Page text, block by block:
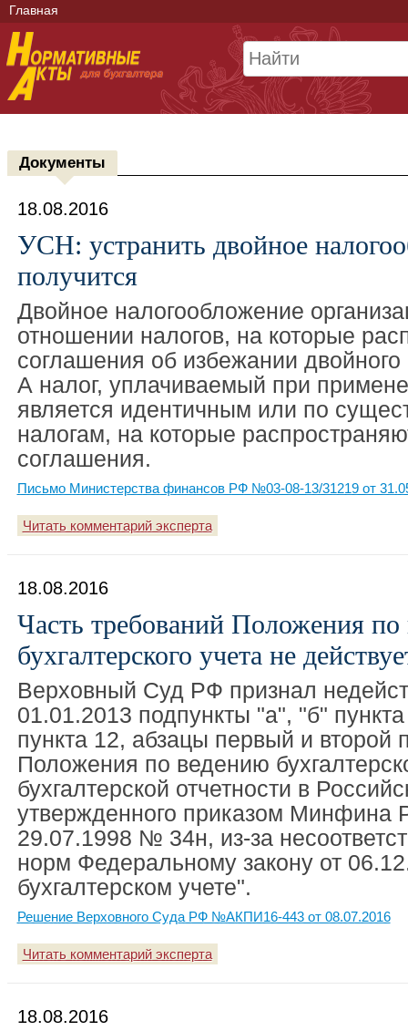
Главная
Документы
18.08.2016
УСН: устранить двойное
получится
Двойное налогообложение
отношении налогов, на которые
соглашения об избежании
А налог, уплачиваемый при
является идентичным или по
налогам, на которые
соглашения.
Письмо Министерства финансов РФ №03-08-13/31219 от
Читать комментарий эксперта
18.08.2016
Часть требований Положения
бухгалтерского учета не
Верховный Суд РФ признал
01.01.2013 подпункты "а", "б"
пункта 12, абзацы первый и второй
Положения по ведению
бухгалтерской отчетности в
утвержденного приказом Минфина
29.07.1998 № 34н, из-за
норм Федеральному закону от
бухгалтерском учете".
Решение Верховного Суда РФ №АКПИ16-443 от 08.07.2016
Читать комментарий эксперта
18.08.2016